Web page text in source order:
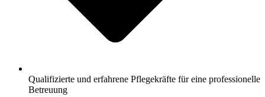
Qualifizierte und erfahrene Pflegekräfte für eine professionelle
Betreuung